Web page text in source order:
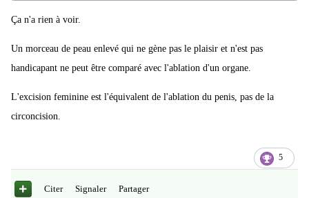
Ça n'a rien à voir.
Un morceau de peau enlevé qui ne gène pas le plaisir et n'est pas
handicapant ne peut être comparé avec l'ablation d'un organe.
L'excision feminine est l'équivalent de l'ablation du penis, pas de la
circoncision.
5
Citer Signaler Partager